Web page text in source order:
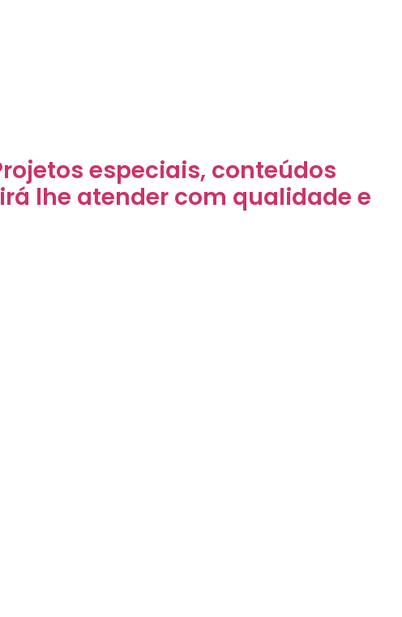
especiais, conteúdos
lhe atender com qualidade e